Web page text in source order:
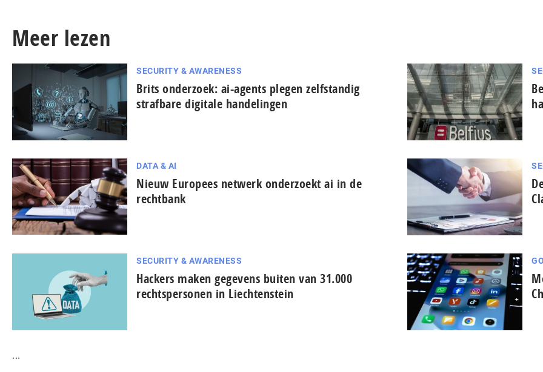
Meer lezen
SECURITY & AWARENESS
Brits onderzoek: ai-agents plegen zelfstandig
strafbare digitale handelingen
DATA & AI
Nieuw Europees netwerk onderzoekt ai in de
rechtbank
SECURITY & AWARENESS
Hackers maken gegevens buiten van 31.000
rechtspersonen in Liechtenstein
...